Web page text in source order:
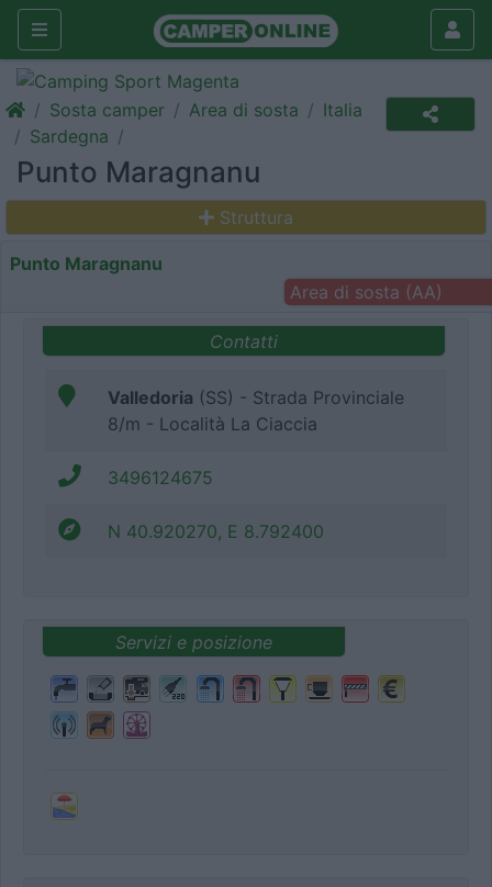
Sosta camper Area di sosta
Italia
Sardegna
Punto Maragnanu
Struttura
Punto Maragnanu
Area di sosta (AA)
Contatti
Valledoria (SS) - Strada Provinciale
8/m - Località La Ciaccia
3496124675
N 40.920270, E 8.792400
Servizi e posizione